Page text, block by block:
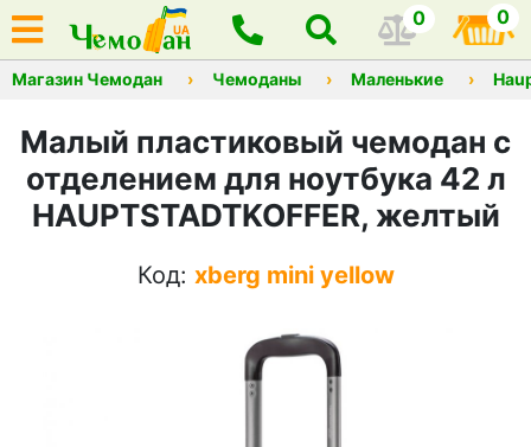
0 0
Магазин Чемодан Чемоданы Маленькие
Малый пластиковый чемодан с
отделением для ноутбука 42 л
HAUPTSTADTKOFFER, желтый
Код: xberg mini yellow